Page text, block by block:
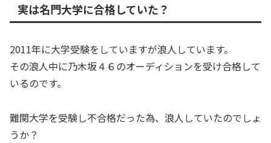
実は名門大学に合格していた？
2011年に大学受験をしていますが浪人しています。
その浪人中に乃木坂４６のオーディションを受け合格して
いるのです。
難関大学を受験し不合格だった為、浪人していたのでしょ
うか？